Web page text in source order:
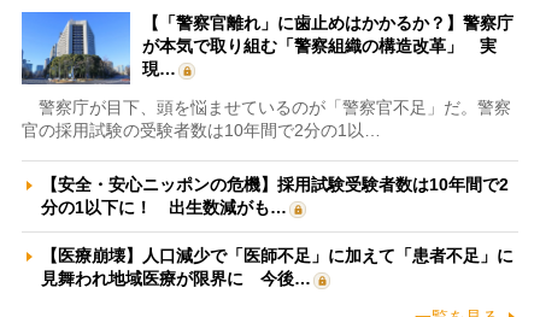
【「警察官離れ」に歯止めはかかるか？】警察庁
が本気で取り組む「警察組織の構造改革」 実
現…
警察庁が目下、頭を悩ませているのが「警察官不足」だ。警察
官の採用試験の受験者数は10年間で2分の1以…
【安全・安心ニッポンの危機】採用試験受験者数は10年間で2
分の1以下に！ 出生数減がも…
【医療崩壊】人口減少で「医師不足」に加えて「患者不足」に
見舞われ地域医療が限界に 今後…